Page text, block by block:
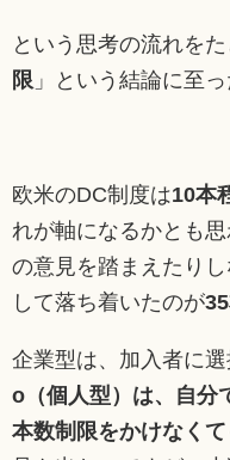
という思考の流れを
限 」という結論に至っ
欧米のDC制度は10本
れが軸になるかとも
の意見を踏まえたり
して落ち着いたのが
企業型は、加入者に選
o（個人型）は、自分
本数制限をかけなく